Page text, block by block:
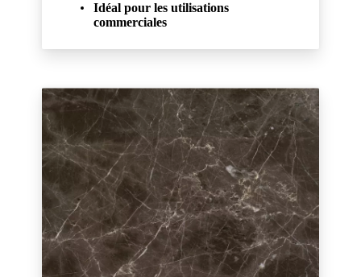
Idéal pour les utilisations
commerciales